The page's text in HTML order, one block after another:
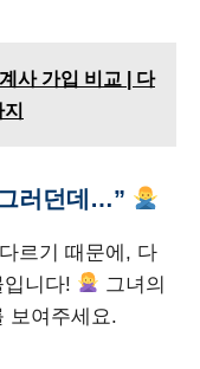
사 가입 비교 | 다
러던데…”
르기 때문에, 다
니다!
그녀의
보여주세요.